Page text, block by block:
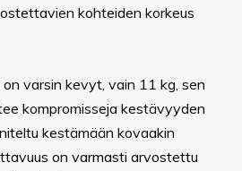
kohteiden korkeus
varsin kevyt, vain 11 kg, sen
kompromisseja kestävyyden
kestämään kovaakin
on varmasti arvostettu